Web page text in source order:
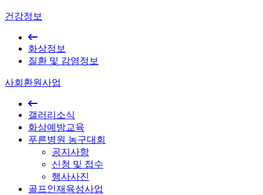
건강정보
화상정보
질환 및 감염정보
사회환원사업
갤러리소식
화상예방교육
푸른병원 농구대회
공지사항
신청 및 접수
행사사진
골프인재육성사업